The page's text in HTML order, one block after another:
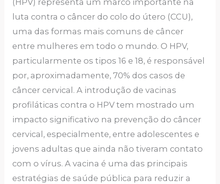
(HPV) representa um marco importante na
luta contra o câncer do colo do útero (CCU),
uma das formas mais comuns de câncer
entre mulheres em todo o mundo. O HPV,
particularmente os tipos 16 e 18, é responsável
por, aproximadamente, 70% dos casos de
câncer cervical. A introdução de vacinas
profiláticas contra o HPV tem mostrado um
impacto significativo na prevenção do câncer
cervical, especialmente, entre adolescentes e
jovens adultas que ainda não tiveram contato
com o vírus. A vacina é uma das principais
estratégias de saúde pública para reduzir a